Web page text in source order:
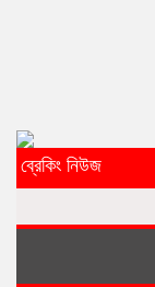
ব্রেকিং নিউজ
কচুয়ার